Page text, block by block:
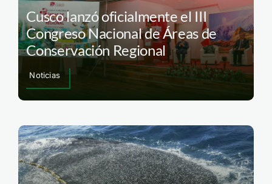
Cusco lanzó oficialmente el III
Congreso Nacional de Áreas de
Conservación Regional
Noticias